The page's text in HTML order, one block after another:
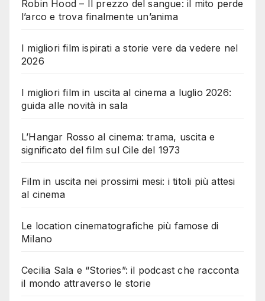
Robin Hood – Il prezzo del sangue: il mito perde
l’arco e trova finalmente un’anima
I migliori film ispirati a storie vere da vedere nel
2026
I migliori film in uscita al cinema a luglio 2026:
guida alle novità in sala
L’Hangar Rosso al cinema: trama, uscita e
significato del film sul Cile del 1973
Film in uscita nei prossimi mesi: i titoli più attesi
al cinema
Le location cinematografiche più famose di
Milano
Cecilia Sala e “Stories”: il podcast che racconta
il mondo attraverso le storie